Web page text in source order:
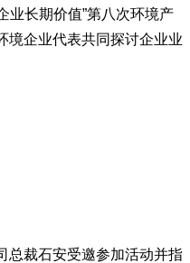
业长期价值”第八次环境产
境企业代表共同探讨企业业
总裁石安受邀参加活动并指